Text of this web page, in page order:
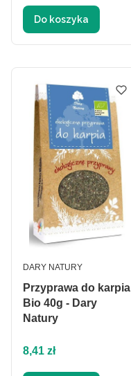
Do koszyka
Przyprawa do karpia
Bio 40g - Dary
Natury
PRODUCENT
DARY NATURY
Cena
8,41 zł